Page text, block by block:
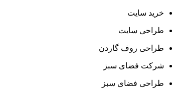
خرید سایت
طراحی سایت
طراحی روف گاردن
شرکت فضای سبز
طراحی فضای سبز